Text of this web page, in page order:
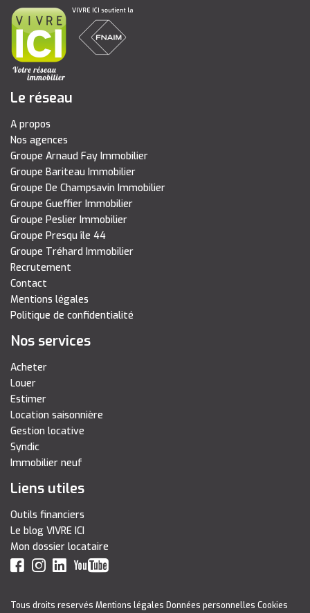
Le réseau
A propos
Nos agences
Groupe Arnaud Fay Immobilier
Groupe Bariteau Immobilier
Groupe De Champsavin Immobilier
Groupe Gueffier Immobilier
Groupe Peslier Immobilier
Groupe Presqu île 44
Groupe Tréhard Immobilier
Recrutement
Contact
Mentions légales
Politique de confidentialité
Nos services
Acheter
Louer
Estimer
Location saisonnière
Gestion locative
Syndic
Immobilier neuf
Liens utiles
Outils financiers
Le blog VIVRE ICI
Mon dossier locataire
Tous droits reservés Mentions légales Données personnelles Cookies